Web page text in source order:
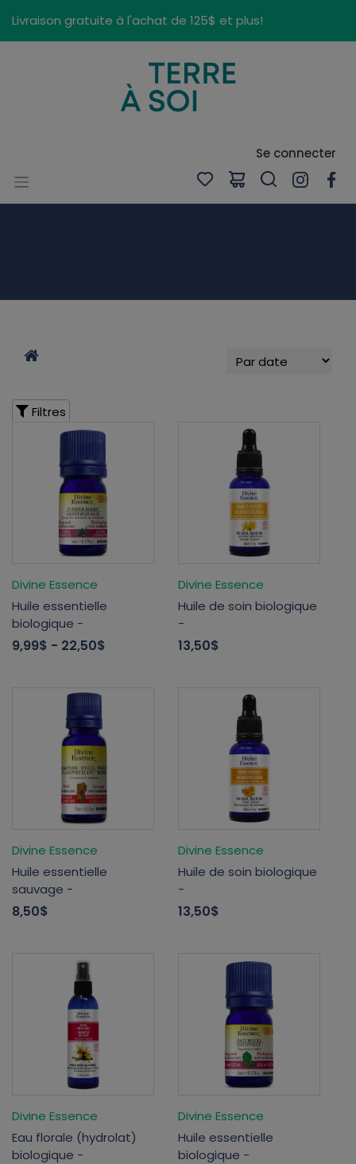
Livraison gratuite à l'achat de 125$ et plus!
Se connecter
Filtres
Divine Essence
Huile essentielle
biologique -
9,99$ - 22,50$
Divine Essence
Huile de soin biologique
-
13,50$
Divine Essence
Huile essentielle
sauvage -
8,50$
Divine Essence
Huile de soin biologique
-
13,50$
Divine Essence
Eau florale (hydrolat)
biologique -
Divine Essence
Huile essentielle
biologique -